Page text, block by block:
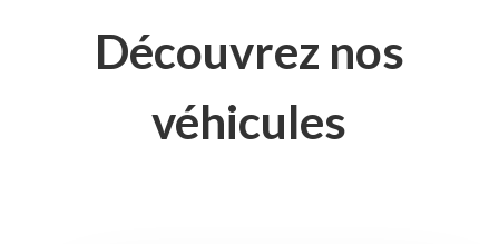
Découvrez nos
véhicules